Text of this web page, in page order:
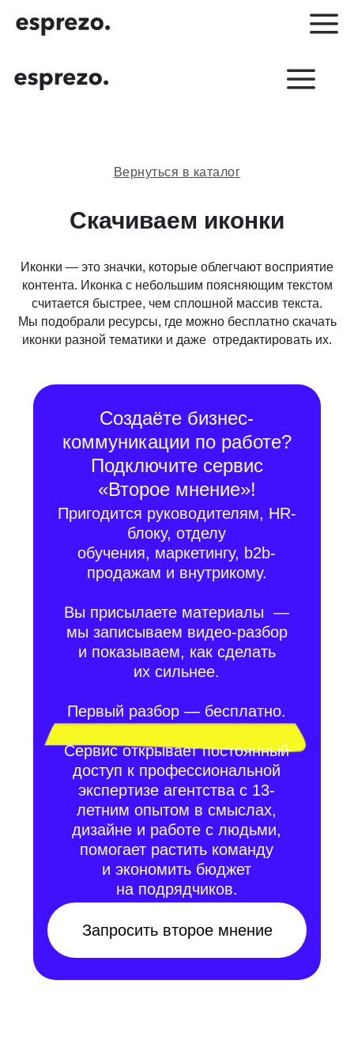
Вернуться в каталог
Скачиваем иконки
Иконки — это значки, которые облегчают восприятие
контента. Иконка с небольшим поясняющим текстом
считается быстрее, чем сплошной массив текста.
Мы подобрали ресурсы, где можно бесплатно скачать
иконки разной тематики и даже отредактировать их.
Создаёте бизнес-
коммуникации по работе?
Подключите сервис
«Второе мнение»!
продажам и внутрикому.
Вы присылаете материалы —
мы записываем видео-разбор
и показываем, как сделать
их сильнее.
Первый разбор — бесплатно.
Сервис открывает постоянный
доступ к профессиональной
экспертизе агентства с 13-
летним опытом в смыслах,
помогает растить команду
и экономить бюджет
на подрядчиков.